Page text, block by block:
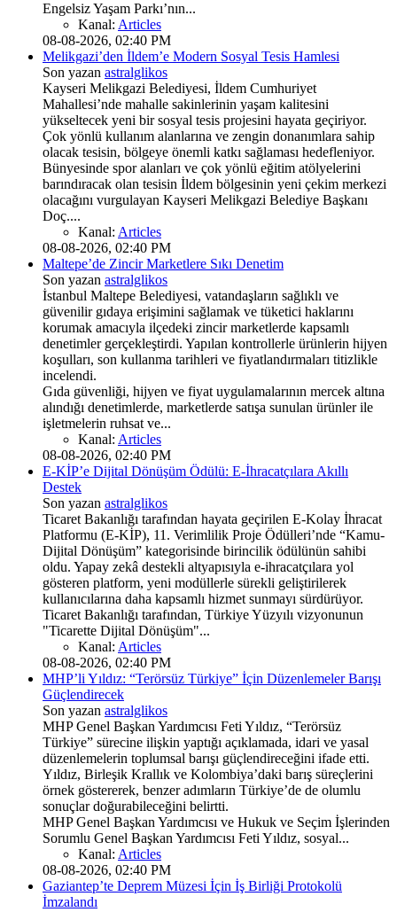
Engelsiz Yaşam Parkı’nın...
Kanal: Articles
08-08-2026, 02:40 PM
Melikgazi’den İldem’e Modern Sosyal Tesis Hamlesi
Son yazan astralglikos
Kayseri Melikgazi Belediyesi, İldem Cumhuriyet
Mahallesi’nde mahalle sakinlerinin yaşam kalitesini
yükseltecek yeni bir sosyal tesis projesini hayata geçiriyor.
Çok yönlü kullanım alanlarına ve zengin donanımlara sahip
olacak tesisin, bölgeye önemli katkı sağlaması hedefleniyor.
Bünyesinde spor alanları ve çok yönlü eğitim atölyelerini
barındıracak olan tesisin İldem bölgesinin yeni çekim merkezi
olacağını vurgulayan Kayseri Melikgazi Belediye Başkanı
Doç....
Kanal: Articles
08-08-2026, 02:40 PM
Maltepe’de Zincir Marketlere Sıkı Denetim
Son yazan astralglikos
İstanbul Maltepe Belediyesi, vatandaşların sağlıklı ve
güvenilir gıdaya erişimini sağlamak ve tüketici haklarını
korumak amacıyla ilçedeki zincir marketlerde kapsamlı
denetimler gerçekleştirdi. Yapılan kontrollerle ürünlerin hijyen
koşulları, son kullanma tarihleri ve fiyatlandırmaları titizlikle
incelendi.
Gıda güvenliği, hijyen ve fiyat uygulamalarının mercek altına
alındığı denetimlerde, marketlerde satışa sunulan ürünler ile
işletmelerin ruhsat ve...
Kanal: Articles
08-08-2026, 02:40 PM
E-KİP’e Dijital Dönüşüm Ödülü: E-İhracatçılara Akıllı
Destek
Son yazan astralglikos
Ticaret Bakanlığı tarafından hayata geçirilen E-Kolay İhracat
Platformu (E-KİP), 11. Verimlilik Proje Ödülleri’nde “Kamu-
Dijital Dönüşüm” kategorisinde birincilik ödülünün sahibi
oldu. Yapay zekâ destekli altyapısıyla e-ihracatçılara yol
gösteren platform, yeni modüllerle sürekli geliştirilerek
kullanıcılarına daha kapsamlı hizmet sunmayı sürdürüyor.
Ticaret Bakanlığı tarafından, Türkiye Yüzyılı vizyonunun
"Ticarette Dijital Dönüşüm"...
Kanal: Articles
08-08-2026, 02:40 PM
MHP’li Yıldız: “Terörsüz Türkiye” İçin Düzenlemeler Barışı
Güçlendirecek
Son yazan astralglikos
MHP Genel Başkan Yardımcısı Feti Yıldız, “Terörsüz
Türkiye” sürecine ilişkin yaptığı açıklamada, idari ve yasal
düzenlemelerin toplumsal barışı güçlendireceğini ifade etti.
Yıldız, Birleşik Krallık ve Kolombiya’daki barış süreçlerini
örnek göstererek, benzer adımların Türkiye’de de olumlu
sonuçlar doğurabileceğini belirtti.
MHP Genel Başkan Yardımcısı ve Hukuk ve Seçim İşlerinden
Sorumlu Genel Başkan Yardımcısı Feti Yıldız, sosyal...
Kanal: Articles
08-08-2026, 02:40 PM
Gaziantep’te Deprem Müzesi İçin İş Birliği Protokolü
İmzalandı